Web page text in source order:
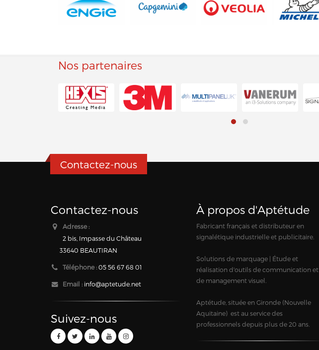
Nos partenaires
Contactez-nous
Contactez-nous
Adresse :
2 bis, Impasse du Château
33640 BEAUTIRAN
Téléphone :05 56 67 68 01
Email : info@aptetude.net
Suivez-nous
À propos d'Aptétude
Fabricant français et distributeur en
signalétique industrielle et publicitaire.
Solutions de marquage | Étude et
réalisation d'outils de communication et
de management visuel.
Aptétude, située en Gironde (Nouvelle
Aquitaine) est au service des
professionnels depuis plus de 20 ans.